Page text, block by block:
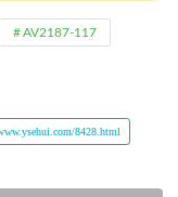
AV2187-117
8428.html